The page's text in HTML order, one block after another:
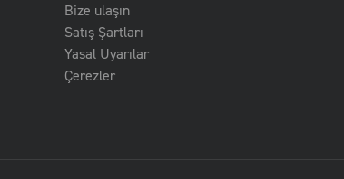
Bize ulaşın
Satış Şartları
Yasal Uyarılar
Çerezler